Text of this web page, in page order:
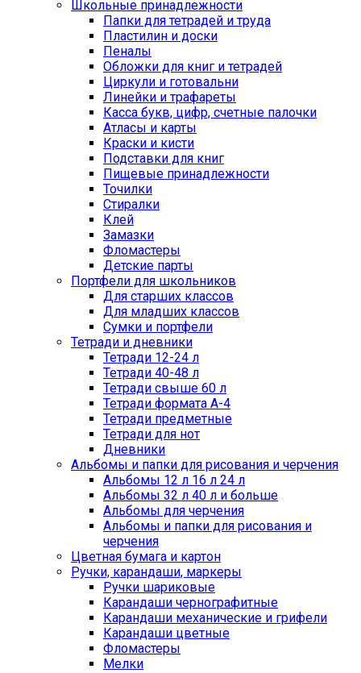
Школьные принадлежности
Папки для тетрадей и труда
Пластилин и доски
Пеналы
Обложки для книг и тетрадей
Циркули и готовальни
Линейки и трафареты
Касса букв, цифр, счетные палочки
Атласы и карты
Краски и кисти
Подставки для книг
Пищевые принадлежности
Точилки
Стиралки
Клей
Замазки
Фломастеры
Детские парты
Портфели для школьников
Для старших классов
Для младших классов
Сумки и портфели
Тетради и дневники
Тетради 12-24 л
Тетради 40-48 л
Тетради свыше 60 л
Тетради формата А-4
Тетради предметные
Тетради для нот
Дневники
Альбомы и папки для рисования и черчения
Альбомы 12 л 16 л 24 л
Альбомы 32 л 40 л и больше
Альбомы для черчения
Альбомы и папки для рисования и
черчения
Цветная бумага и картон
Ручки, карандаши, маркеры
Ручки шариковые
Карандаши чернографитные
Карандаши механические и грифели
Карандаши цветные
Фломастеры
Мелки